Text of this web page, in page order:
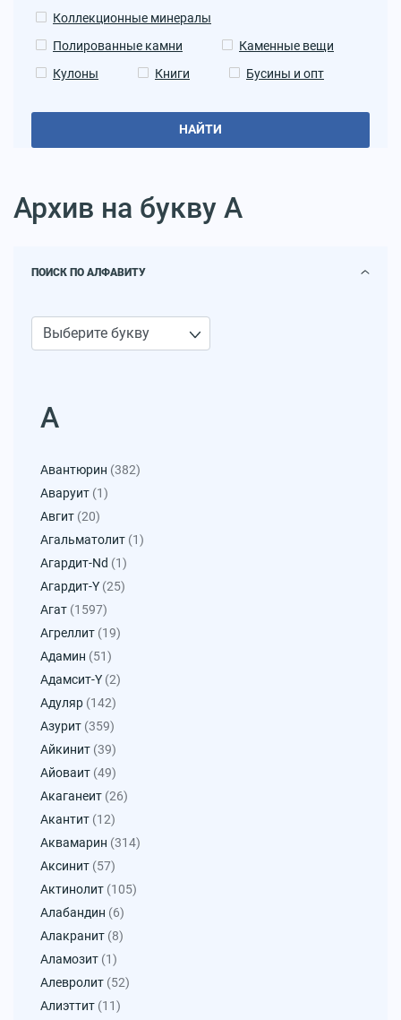
Коллекционные минералы
Полированные камни
Каменные вещи
Кулоны
Книги Бусины и опт
НАЙТИ
Архив на букву А
ПОИСК ПО АЛФАВИТУ
А
Авантюрин (382)
Аваруит (1)
Авгит (20)
Агальматолит (1)
Агардит-Nd (1)
Агардит-Y (25)
Агат (1597)
Агреллит (19)
Адамин (51)
Адамсит-Y (2)
Адуляр (142)
Азурит (359)
Айкинит (39)
Айоваит (49)
Акаганеит (26)
Акантит (12)
Аквамарин (314)
Аксинит (57)
Актинолит (105)
Алабандин (6)
Алакранит (8)
Аламозит (1)
Алевролит (52)
Алиэттит (11)